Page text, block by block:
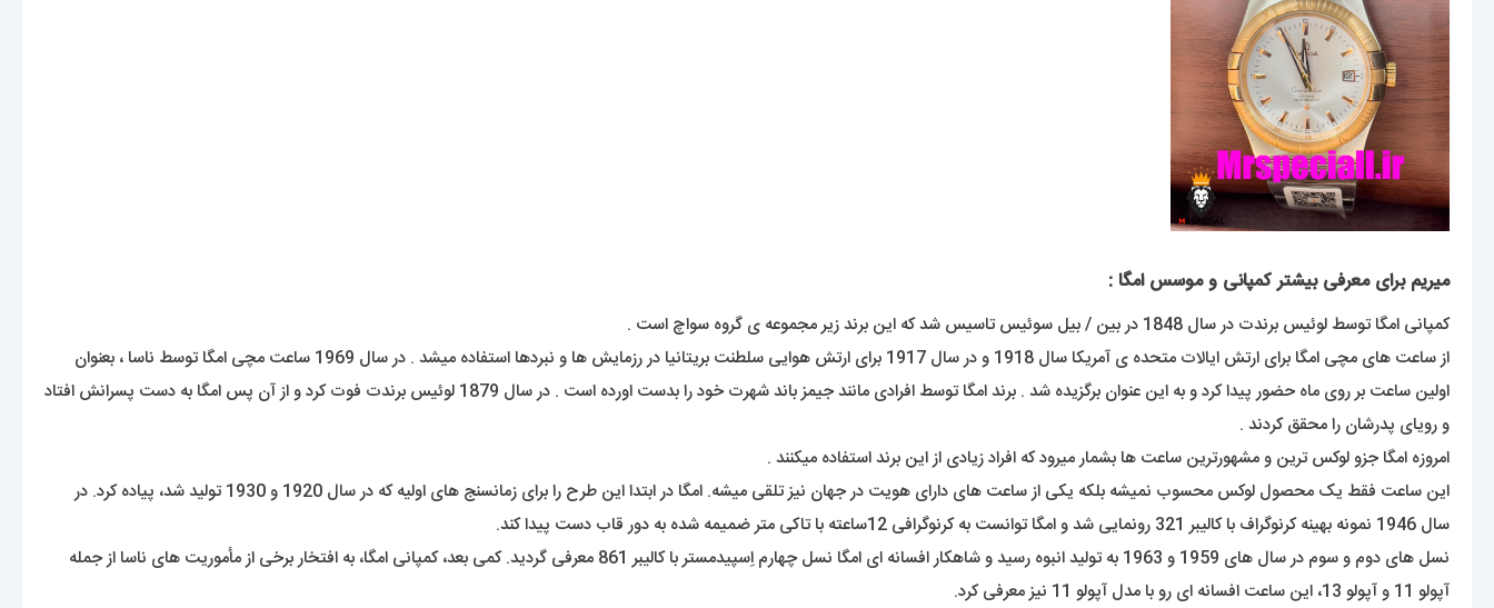
میریم برای معرفی بیشتر کمپانی و موسس امگا :
کمپانی امگا توسط لوئیس برندت در سال 1848 در بین / بیل سوئیس تاسیس شد که این برند زیر مجموعه ی گروه سواچ است .
از ساعت های مچی امگا برای ارتش ایالات متحده ی آمریکا سال 1918 و در سال 1917 برای ارتش هوایی سلطنت بریتانیا در رزمایش ها و نبردها استفاده میشد . در سال 1969 ساعت مچی امگا توسط ناسا ، بعنوان
اولین ساعت بر روی ماه حضور پیدا کرد و به این عنوان برگزیده شد . برند امگا توسط افرادی مانند جیمز باند شهرت خود را بدست اورده است . در سال 1879 لوئیس برندت فوت کرد و از آن پس امگا به دست پسرانش افتاد
و رویای پدرشان را محقق کردند .
امروزه امگا جزو لوکس ترین و مشهورترین ساعت ها بشمار میرود که افراد زیادی از این برند استفاده میکنند .
این ساعت فقط یک محصول لوکس محسوب نمیشه بلکه یکی از ساعت های دارای هویت در جهان نیز تلقی میشه. امگا در ابتدا این طرح را برای زمانسنج های اولیه که در سال 1920 و 1930 تولید شد، پیاده کرد. در
سال 1946 نمونه بهینه کرنوگراف با کالیبر 321 رونمایی شد و امگا توانست به کرنوگرافی 12ساعته با تاکی متر ضمیمه شده به دور قاب دست پیدا کند.
نسل های دوم و سوم در سال های 1959 و 1963 به تولید انبوه رسید و شاهکار افسانه ای امگا نسل چهارم اِسپیدمستر با کالیبر 861 معرفی گردید. کمی بعد، کمپانی امگا، به افتخار برخی از مأموریت های ناسا از جمله
آپولو 11 و آپولو 13، این ساعت افسانه ای رو با مدل آپولو 11 نیز معرفی کرد.